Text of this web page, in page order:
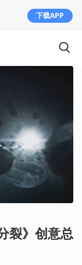
裂》创意总
下载APP